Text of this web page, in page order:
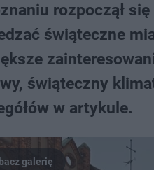
rozpoczął
świąteczne
świąteczny
w artykule.